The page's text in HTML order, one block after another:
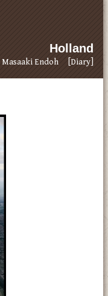
Holland
Masaaki Endoh [Diary]